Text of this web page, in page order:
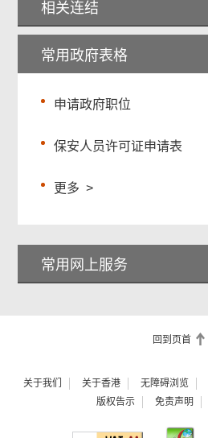
相关连结
常用政府表格
申请政府职位
保安人员许可证申请表
更多 >
常用网上服务
回到页首
关于我们 关于香港 无障碍浏览
版权告示
免责声明